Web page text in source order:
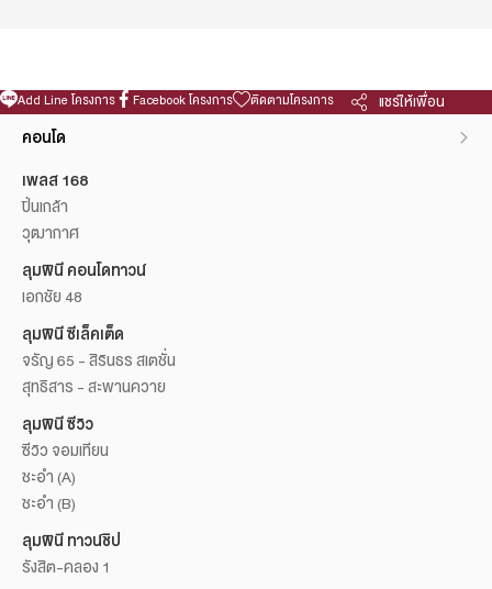
Add Line โครงการ Facebook โครงการ ติดตามโครงการ แชร์ให้เพื่อน
คอนโด
เพลส 168
ปิ่นเกล้า
วุฒากาศ
ลุมพินี คอนโดทาวน์
เอกชัย 48
ลุมพินี ซีเล็คเต็ด
จรัญ 65 - สิรินธร สเตชั่น
สุทธิสาร - สะพานควาย
ลุมพินี ซีวิว
ซีวิว จอมเทียน
ชะอำ (A)
ชะอำ (B)
ลุมพินี ทาวน์ชิป
รังสิต-คลอง 1